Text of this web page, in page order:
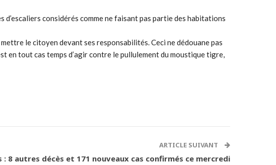
d’escaliers considérés comme ne faisant pas partie des habitations
le citoyen devant ses responsabilités. Ceci ne dédouane pas
en tout cas temps d’agir contre le pullulement du moustique tigre,
ARTICLE SUIVANT
: 8 autres décès et 171 nouveaux cas confirmés ce mercredi